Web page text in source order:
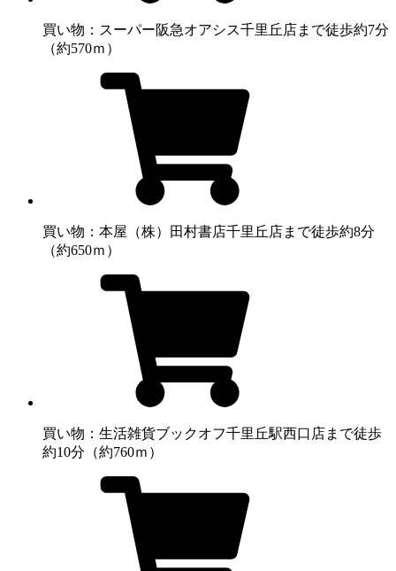
買い物：スーパー阪急オアシス千里丘店まで徒歩約7分
（約570ｍ）
買い物：本屋 （株）田村書店千里丘店まで徒歩約8分
（約650ｍ）
買い物：生活雑貨ブックオフ千里丘駅西口店まで徒歩
約10分（約760ｍ）